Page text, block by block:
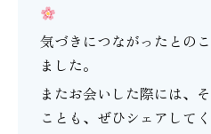
気づきにつながったとの
ました。
またお会いした際には、
ことも、ぜひシェアして